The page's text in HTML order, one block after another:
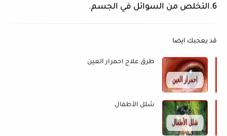
6.التخلص من السوائل في الجسم
.
قد يعجبك ايضا
طرق علاج احمرار العين
شلل الأطفال